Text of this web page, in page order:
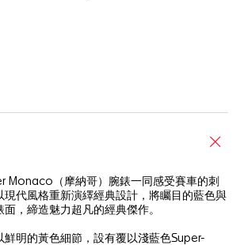
Monaco（摩納哥）腕錶一同感受賽車的刺
現代風格重新演繹經典設計，將矚目的藍色與
，締造魅力超凡的經典傑作。
鮮明的黃色細節，設有覆以淺藍色Super-